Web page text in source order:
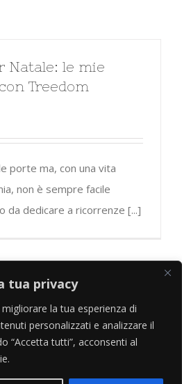
tua privacy
la tua esperienza di
personalizzati e analizzare il
“Accetta tutti”, acconsenti al
Natale: le mie
Treedom
porte ma, con una vita
non è sempre facile
da dedicare a ricorrenze [...]
Marras | Travel Blogger | Influencer